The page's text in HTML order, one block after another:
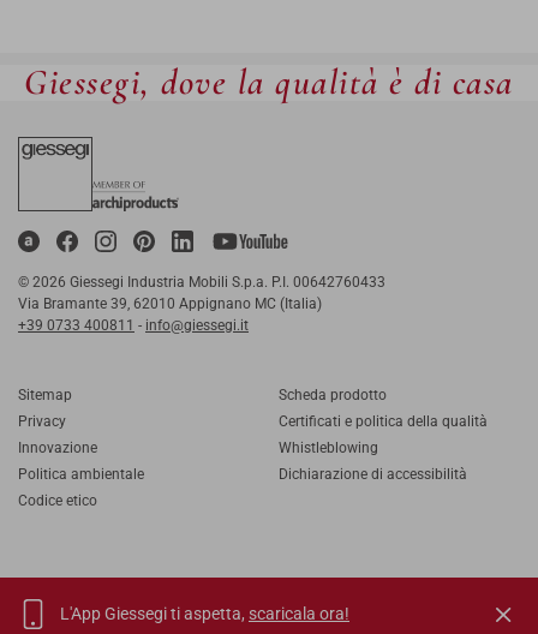
Giessegi, dove la qualità è di casa
© 2026 Giessegi Industria Mobili S.p.a. P.I. 00642760433
Via Bramante 39, 62010 Appignano MC (Italia)
+39 0733 400811 - info@giessegi.it
Sitemap
Privacy
Innovazione
Politica ambientale
Codice etico
Scheda prodotto
Certificati e politica della qualità
Whistleblowing
Dichiarazione di accessibilità
IT EN FR RU
L'App Giessegi ti aspetta, scaricala ora!